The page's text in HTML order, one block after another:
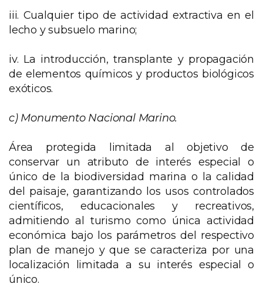
iii. Cualquier tipo de actividad extractiva en el
lecho y subsuelo marino;
iv. La introducción, transplante y propagación
de elementos químicos y productos biológicos
exóticos.
c) Monumento Nacional Marino.
Área protegida limitada al objetivo de
conservar un atributo de interés especial o
único de la biodiversidad marina o la calidad
del paisaje, garantizando los usos controlados
científicos, educacionales y recreativos,
admitiendo al turismo como única actividad
económica bajo los parámetros del respectivo
plan de manejo y que se caracteriza por una
localización limitada a su interés especial o
único.